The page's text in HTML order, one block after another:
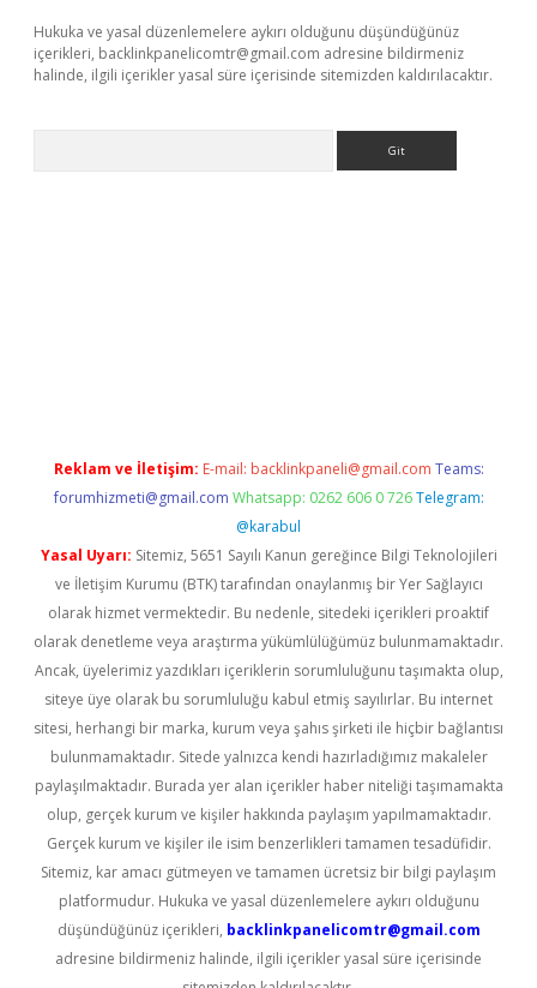
Hukuka ve yasal düzenlemelere aykırı olduğunu düşündüğünüz
içerikleri, backlinkpanelicomtr@gmail.com adresine bildirmeniz
halinde, ilgili içerikler yasal süre içerisinde sitemizden kaldırılacaktır.
Reklam ve İletişim: E-mail: backlinkpaneli@gmail.com Teams:
forumhizmeti@gmail.com Whatsapp: 0262 606 0 726 Telegram:
@karabul
Yasal Uyarı: Sitemiz, 5651 Sayılı Kanun gereğince Bilgi Teknolojileri
ve İletişim Kurumu (BTK) tarafından onaylanmış bir Yer Sağlayıcı
olarak hizmet vermektedir. Bu nedenle, sitedeki içerikleri proaktif
olarak denetleme veya araştırma yükümlülüğümüz bulunmamaktadır.
Ancak, üyelerimiz yazdıkları içeriklerin sorumluluğunu taşımakta olup,
siteye üye olarak bu sorumluluğu kabul etmiş sayılırlar. Bu internet
sitesi, herhangi bir marka, kurum veya şahıs şirketi ile hiçbir bağlantısı
bulunmamaktadır. Sitede yalnızca kendi hazırladığımız makaleler
paylaşılmaktadır. Burada yer alan içerikler haber niteliği taşımamakta
olup, gerçek kurum ve kişiler hakkında paylaşım yapılmamaktadır.
Gerçek kurum ve kişiler ile isim benzerlikleri tamamen tesadüfidir.
Sitemiz, kar amacı gütmeyen ve tamamen ücretsiz bir bilgi paylaşım
platformudur. Hukuka ve yasal düzenlemelere aykırı olduğunu
düşündüğünüz içerikleri, backlinkpanelicomtr@gmail.com
adresine bildirmeniz halinde, ilgili içerikler yasal süre içerisinde